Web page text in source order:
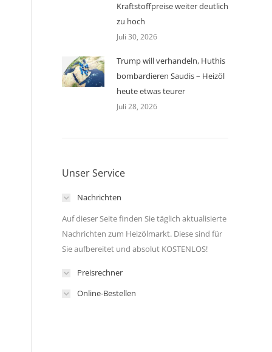
Kraftstoffpreise weiter deutlich
zu hoch
Juli 30, 2026
Trump will verhandeln, Huthis
bombardieren Saudis – Heizöl
heute etwas teurer
Juli 28, 2026
Unser Service
Nachrichten
Auf dieser Seite finden Sie täglich aktualisierte
Nachrichten zum Heizölmarkt. Diese sind für
Sie aufbereitet und absolut KOSTENLOS!
Preisrechner
Online-Bestellen